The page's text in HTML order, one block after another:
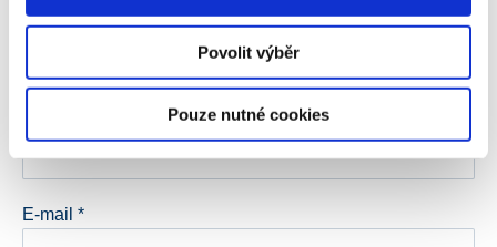
Povolit výběr
Pouze nutné cookies
E-mail *